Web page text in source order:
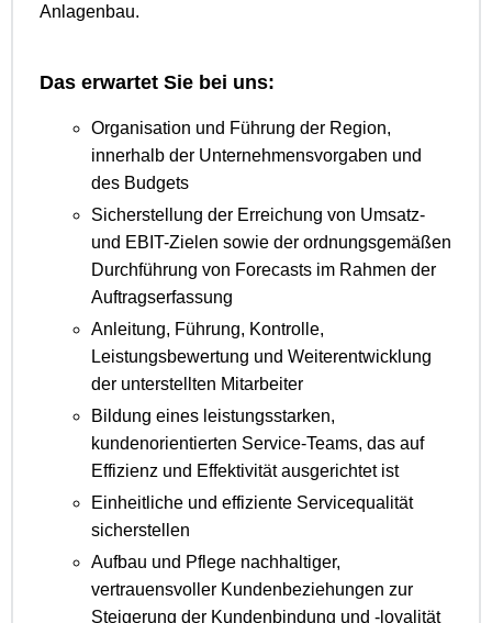
Anlagenbau.
Das erwartet Sie bei uns:
Organisation und Führung der Region,
innerhalb der Unternehmensvorgaben und
des Budgets
Sicherstellung der Erreichung von Umsatz-
und EBIT-Zielen sowie der ordnungsgemäßen
Durchführung von Forecasts im Rahmen der
Auftragserfassung
Anleitung, Führung, Kontrolle,
Leistungsbewertung und Weiterentwicklung
der unterstellten Mitarbeiter
Bildung eines leistungsstarken,
kundenorientierten Service-Teams, das auf
Effizienz und Effektivität ausgerichtet ist
Einheitliche und effiziente Servicequalität
sicherstellen
Aufbau und Pflege nachhaltiger,
vertrauensvoller Kundenbeziehungen zur
Steigerung der Kundenbindung und -loyalität